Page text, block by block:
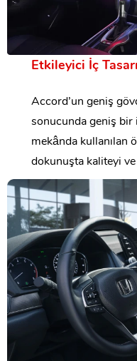
Etkileyici İç
Accord’un geniş
sonucunda geniş bir
mekânda kullanılan
dokunuşta kaliteyi